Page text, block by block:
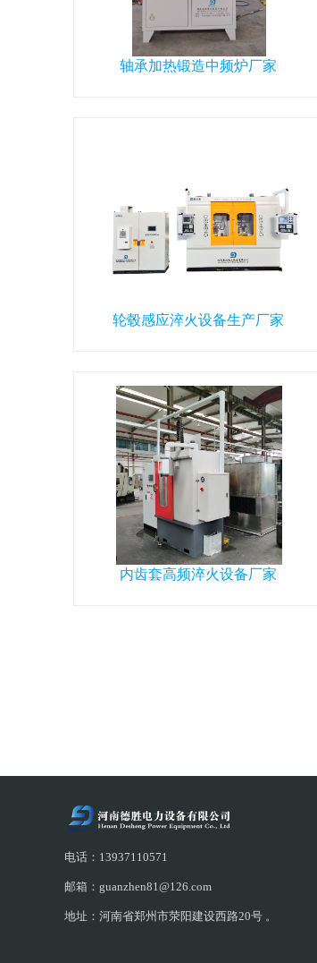
轴承加热锻造中频炉厂家
轮毂感应淬火设备生产厂家
内齿套高频淬火设备厂家
电话：13937110571
邮箱：guanzhen81@126.com
地址：河南省郑州市荥阳建设西路20号 。